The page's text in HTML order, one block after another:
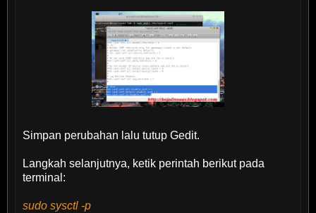
Simpan perubahan lalu tutup Gedit.
Langkah selanjutnya, ketik perintah berikut pada
terminal:
sudo sysctl -p